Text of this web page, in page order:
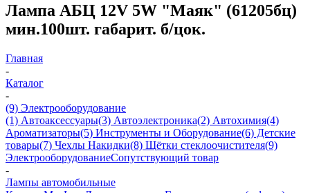
Лампа АБЦ 12V 5W "Маяк" (61205бц)
мин.100шт. габарит. б/цок.
Главная
-
Каталог
-
(9) Электрооборудование
(1) Автоаксессуары(3) Автоэлектроника(2) Автохимия(4)
Ароматизаторы(5) Инструменты и Оборудование(6) Детские
товары(7) Чехлы Накидки(8) Щётки стеклоочистителя(9)
ЭлектрооборудованиеСопутствующий товар
-
Лампы автомобильные